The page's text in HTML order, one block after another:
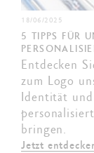
18/06/2025
5 TIPPS FÜR
Entdecken
zum Logo
Identität
bringen.
Jetzt